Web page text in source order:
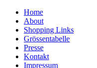
Home
About
Shopping Links
Grössentabelle
Presse
Kontakt
Impressum